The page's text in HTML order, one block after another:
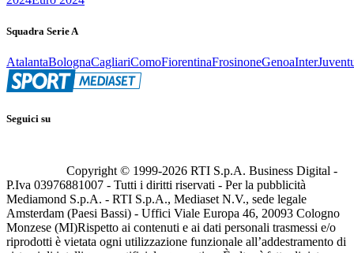
Squadra Serie A
AtalantaBolognaCagliariComoFiorentinaFrosinoneGenoaInter
Seguici su
Copyright © 1999-2026 RTI S.p.A. Business Digital -
P.Iva 03976881007 - Tutti i diritti riservati - Per la pubblicità
Mediamond S.p.A. - RTI S.p.A., Mediaset N.V., sede legale
Amsterdam (Paesi Bassi) - Uffici Viale Europa 46, 20093 Cologno
Monzese (MI)Rispetto ai contenuti e ai dati personali trasmessi e/o
riprodotti è vietata ogni utilizzazione funzionale all’addestramento di